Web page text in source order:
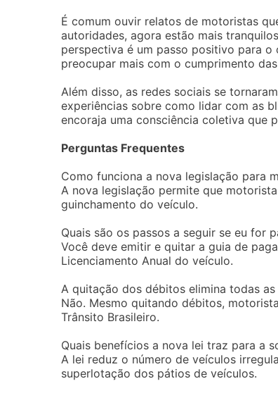
É comum ouvir relatos de motoristas
autoridades, agora estão mais
perspectiva é um passo positivo para
preocupar mais com o cumprimento
Além disso, as redes sociais se
experiências sobre como lidar com as
encoraja uma consciência coletiva que
Perguntas Frequentes
Como funciona a nova legislação para
A nova legislação permite que
guinchamento do veículo.
Quais são os passos a seguir se eu for
Você deve emitir e quitar a guia de
Licenciamento Anual do veículo.
A quitação dos débitos elimina todas as
Não. Mesmo quitando débitos,
Trânsito Brasileiro.
Quais benefícios a nova lei traz para a
A lei reduz o número de veículos
superlotação dos pátios de veículos.